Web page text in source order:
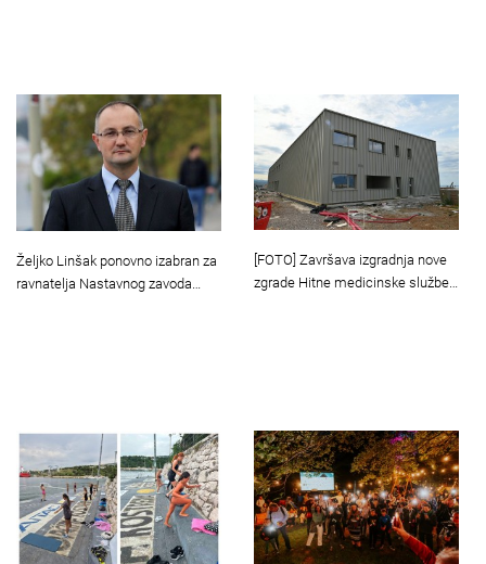
Željko Linšak ponovno izabran za
ravnatelja Nastavnog zavoda…
[FOTO] Završava izgradnja nove
zgrade Hitne medicinske službe…